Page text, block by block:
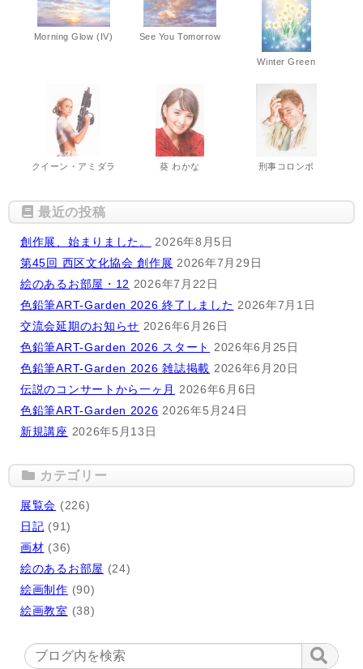
Morning Glow (IV) See You Tomorrow
Winter Green
クイーン・アミダラ 葵 わかな 刑事コロンボ
最近の投稿
創作展、始まりました。
2026年8月5日
第45回 西区文化協会 創作展 2026年7月29日
絵のあるお部屋・12 2026年7月22日
色鉛筆ART-Garden 2026 終了しました 2026年7月1日
交流会延期のお知らせ 2026年6月26日
色鉛筆ART-Garden 2026 スタート
2026年6月25日
色鉛筆ART-Garden 2026 雑誌掲載 2026年6月20日
伝説のコンサートから一ヶ月
2026年6月6日
色鉛筆ART-Garden 2026 2026年5月24日
新規講座 2026年5月13日
カテゴリー
展覧会 (226)
日記 (91)
画材 (36)
絵のあるお部屋 (24)
絵画制作 (90)
絵画教室 (38)